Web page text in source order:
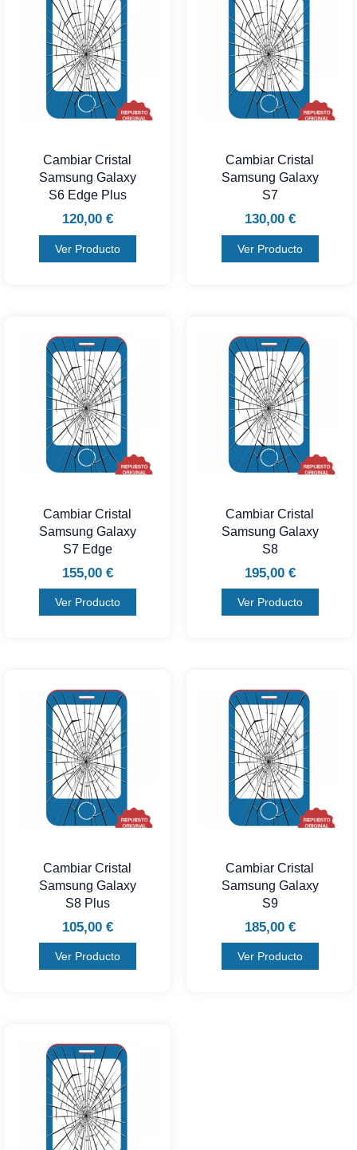
Cambiar Cristal
Samsung Galaxy
S6 Edge Plus
120,00 €
Ver Producto
Cambiar Cristal
Samsung Galaxy
S7
130,00 €
Ver Producto
Cambiar Cristal
Samsung Galaxy
S7 Edge
155,00 €
Ver Producto
Cambiar Cristal
Samsung Galaxy
S8
195,00 €
Ver Producto
Cambiar Cristal
Samsung Galaxy
S8 Plus
105,00 €
Ver Producto
Cambiar Cristal
Samsung Galaxy
S9
185,00 €
Ver Producto